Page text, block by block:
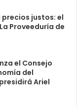
justos: el
Proveeduría de
el Consejo
del
Ariel